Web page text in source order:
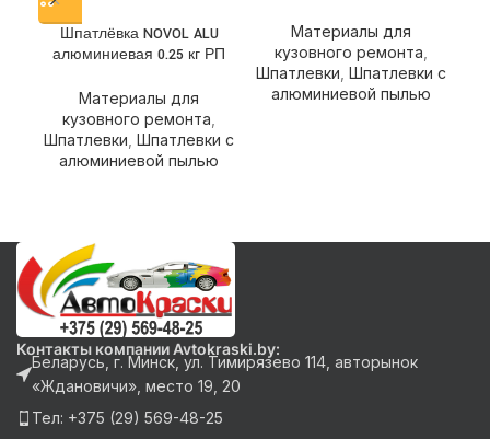
Шпатлёвка NOVOL ALU
алюминиевая 0.25 кг РП
Материалы для
кузовного ремонта
Шпатлевки Шпатлевки с
алюминиевой пылью
Материалы для
кузовного ремонта
Шпатлевки Шпатлевки с
алюминиевой пылью
Контакты компании Avtokraski.by:
Беларусь, г. Минск, ул. Тимирязево 114, авторынок
«Ждановичи», место 19, 20
Тел: +375 (29) 569-48-25